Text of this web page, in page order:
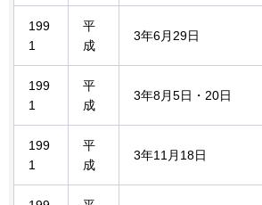
199
1
平
成
3年6月29日
199
1
平
成
3年8月5日・20日
199
1
平
成
3年11月18日